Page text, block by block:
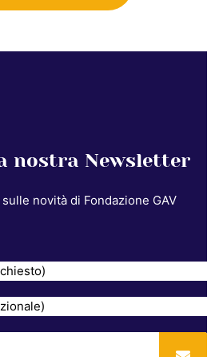
nostra Newsletter
novità di Fondazione GAV